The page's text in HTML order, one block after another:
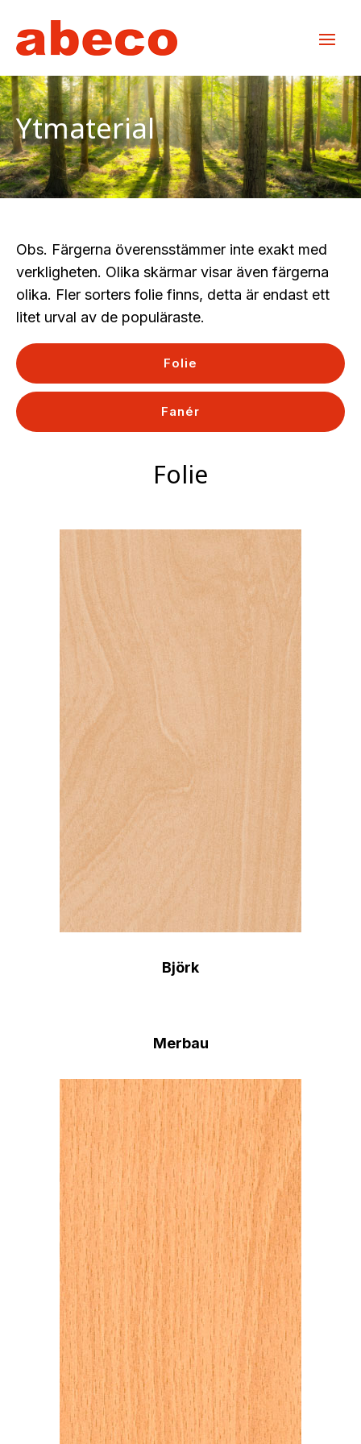
Ytmaterial
Obs. Färgerna överensstämmer inte exakt med
verkligheten. Olika skärmar visar även färgerna
olika. Fler sorters folie finns, detta är endast ett
litet urval av de populäraste.
Folie
Fanér
Folie
Björk
Merbau